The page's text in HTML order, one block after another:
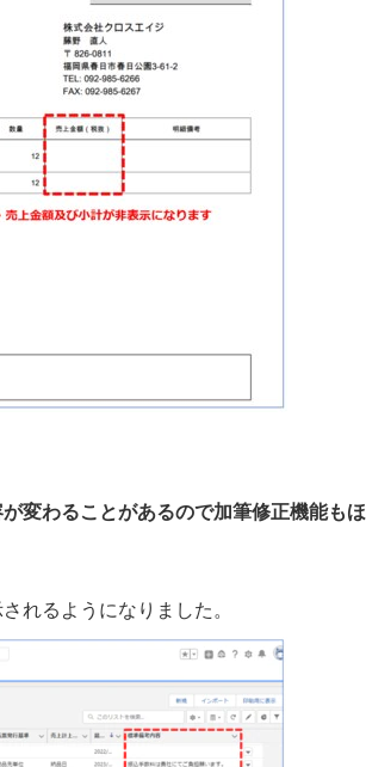
変わることがあるので加筆修正機能もほ
れるようになりました。